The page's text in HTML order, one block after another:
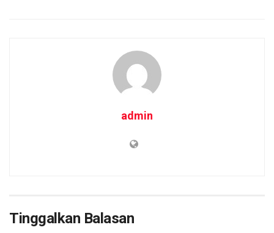
admin
Tinggalkan Balasan